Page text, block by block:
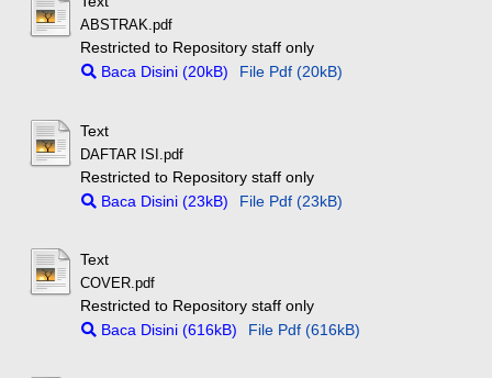
ABSTRAK.pdf
Restricted to Repository staff only
Baca Disini (20kB)
File Pdf (20kB)
Text
DAFTAR ISI.pdf
Restricted to Repository staff only
Baca Disini (23kB)
File Pdf (23kB)
Text
COVER.pdf
Restricted to Repository staff only
Baca Disini (616kB)
File Pdf (616kB)